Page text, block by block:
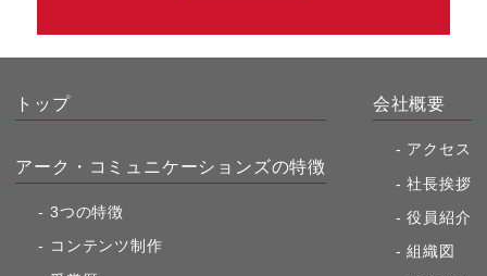
トップ
アーク・コミュニケーションズの特徴
3つの特徴
コンテンツ制作
会社概要
アクセス
社長挨拶
役員紹介
組織図